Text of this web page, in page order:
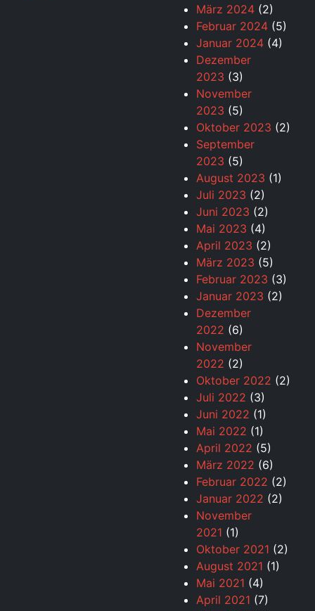
März 2024 (2)
Februar 2024 (5)
Januar 2024 (4)
Dezember
2023 (3)
November
2023 (5)
Oktober 2023 (2)
September
2023 (5)
August 2023 (1)
Juli 2023 (2)
Juni 2023 (2)
Mai 2023 (4)
April 2023 (2)
März 2023 (5)
Februar 2023 (3)
Januar 2023 (2)
Dezember
2022 (6)
November
2022 (2)
Oktober 2022 (2)
Juli 2022 (3)
Juni 2022 (1)
Mai 2022 (1)
April 2022 (5)
März 2022 (6)
Februar 2022 (2)
Januar 2022 (2)
November
2021 (1)
Oktober 2021 (2)
August 2021 (1)
Mai 2021 (4)
April 2021 (7)